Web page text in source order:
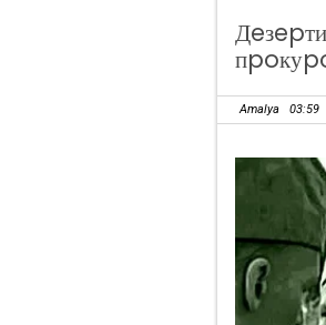
Amalya 03:59